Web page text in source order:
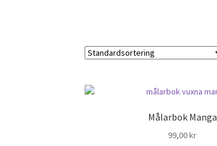
Målarbok Manga
99,00kr